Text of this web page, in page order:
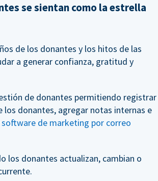
se sientan como la estrella
de los donantes y los hitos de las
a generar confianza, gratitud y
de donantes permitiendo registrar
los donantes, agregar notas internas e
de marketing por correo
los donantes actualizan, cambian o